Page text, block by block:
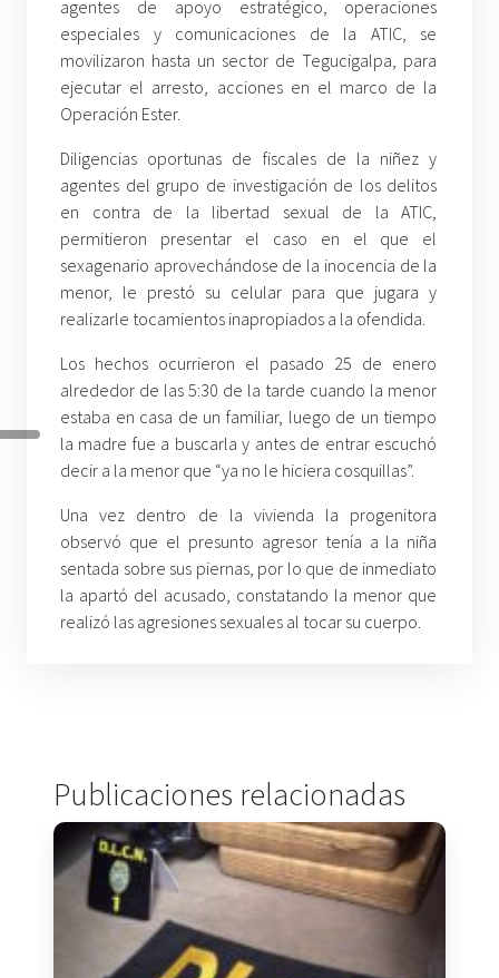
agentes de apoyo estratégico, operaciones
especiales y comunicaciones de la ATIC, se
movilizaron hasta un sector de Tegucigalpa, para
ejecutar el arresto, acciones en el marco de la
Operación Ester.
Diligencias oportunas de fiscales de la niñez y
agentes del grupo de investigación de los delitos
en contra de la libertad sexual de la ATIC,
permitieron presentar el caso en el que el
sexagenario aprovechándose de la inocencia de la
menor, le prestó su celular para que jugara y
realizarle tocamientos inapropiados a la ofendida.
Los hechos ocurrieron el pasado 25 de enero
alrededor de las 5:30 de la tarde cuando la menor
estaba en casa de un familiar, luego de un tiempo
la madre fue a buscarla y antes de entrar escuchó
decir a la menor que “ya no le hiciera cosquillas”.
Una vez dentro de la vivienda la progenitora
observó que el presunto agresor tenía a la niña
sentada sobre sus piernas, por lo que de inmediato
la apartó del acusado, constatando la menor que
realizó las agresiones sexuales al tocar su cuerpo.
Publicaciones relacionadas